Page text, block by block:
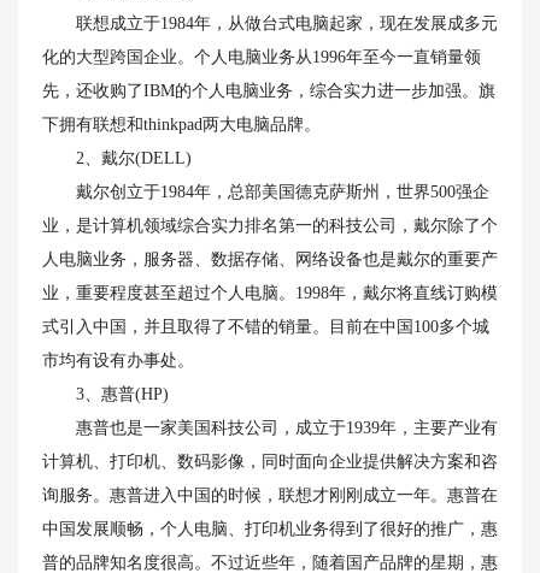
联想成立于1984年，从做台式电脑起家，现在发展成多元
化的大型跨国企业。个人电脑业务从1996年至今一直销量领
先，还收购了IBM的个人电脑业务，综合实力进一步加强。旗
下拥有联想和thinkpad两大电脑品牌。
2、戴尔(DELL)
戴尔创立于1984年，总部美国德克萨斯州，世界500强企
业，是计算机领域综合实力排名第一的科技公司，戴尔除了个
人电脑业务，服务器、数据存储、网络设备也是戴尔的重要产
业，重要程度甚至超过个人电脑。1998年，戴尔将直线订购模
式引入中国，并且取得了不错的销量。目前在中国100多个城
市均有设有办事处。
3、惠普(HP)
惠普也是一家美国科技公司，成立于1939年，主要产业有
计算机、打印机、数码影像，同时面向企业提供解决方案和咨
询服务。惠普进入中国的时候，联想才刚刚成立一年。惠普在
中国发展顺畅，个人电脑、打印机业务得到了很好的推广，惠
普的品牌知名度很高。不过近些年，随着国产品牌的星期，惠